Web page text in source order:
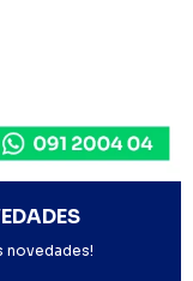
novedades!